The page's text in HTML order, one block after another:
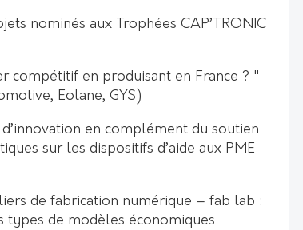
nominés aux Trophées CAP’TRONIC
compétitif en produisant en France ? "
Eolane, GYS)
en complément du soutien
sur les dispositifs d’aide aux PME
de fabrication numérique – fab lab :
types de modèles économiques